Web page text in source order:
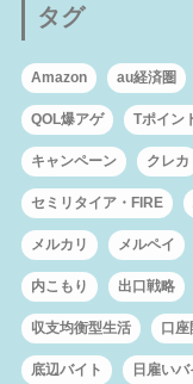
タグ
Amazon au経済圏
QOL爆アゲ Tポイン
キャンペーン クレカ
セミリタイア・FIRE
メルカリ メルペイ
内こもり 出口戦略
収支均衡型生活 口座
底辺バイト 日雇いバ